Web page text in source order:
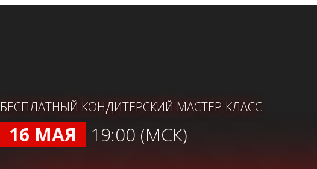
БЕСПЛАТНЫЙ КОНДИТЕРСКИЙ МАСТЕР-КЛАСС
16 МАЯ 19:00 (МСК)